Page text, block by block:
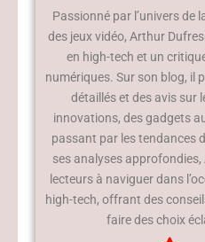
Passionné par l’univers de
des jeux vidéo, Arthur
en high-tech et un
numériques. Sur son blog, il
détaillés et des avis sur
innovations, des gadgets
passant par les tendances
ses analyses
lecteurs à naviguer dans
high-tech, offrant des
faire des choix